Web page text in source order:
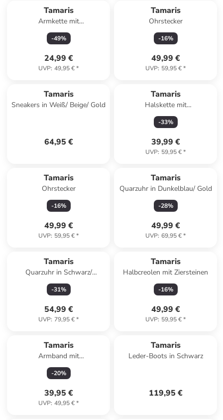
Tamaris
Armkette mit
Schmuckelementen
-49%
24,99 €
UVP: 49,95 €*
Tamaris
Ohrstecker
-16%
49,99 €
UVP: 59,95 €*
Tamaris
Sneakers in Weiß/ Beige/ Gold
64,95 €
Tamaris
Halskette mit
Schmuckelement - (L)45 cm
-33%
39,99 €
UVP: 59,95 €*
Tamaris
Ohrstecker
-16%
49,99 €
UVP: 59,95 €*
Tamaris
Quarzuhr in Dunkelblau/ Gold
-28%
49,99 €
UVP: 69,95 €*
Tamaris
Quarzuhr in Schwarz/
Roségold
-31%
54,99 €
UVP: 79,95 €*
Tamaris
Halbcreolen mit Ziersteinen
-16%
49,99 €
UVP: 59,95 €*
Tamaris
Armband mit
Schmuckelementen
-20%
39,95 €
UVP: 49,95 €*
Tamaris
Leder-Boots in Schwarz
119,95 €